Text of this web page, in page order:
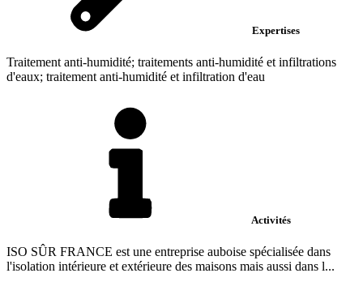
Expertises
Traitement anti-humidité; traitements anti-humidité et infiltrations
d'eaux; traitement anti-humidité et infiltration d'eau
Activités
ISO SÛR FRANCE est une entreprise auboise spécialisée dans
l'isolation intérieure et extérieure des maisons mais aussi dans l...